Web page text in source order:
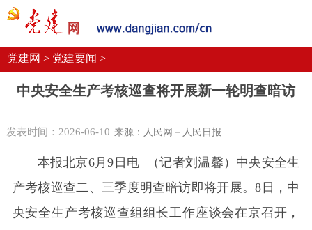
党建要闻
机关党建
校园党建 企业党建
党建网 > 党建要闻 >
中央安全生产考核巡查将开展新一轮明查暗访
发表时间：2026-06-10 来源：人民网－人民日报
本报北京6月9日电 （记者刘温馨）中央安全生
产考核巡查二、三季度明查暗访即将开展。8日，中
央安全生产考核巡查组组长工作座谈会在京召开，